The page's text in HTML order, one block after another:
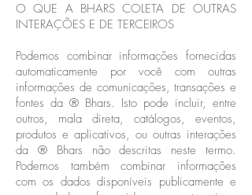
O QUE A BHARS COLETA DE OUTRAS
INTERAÇÕES E DE TERCEIROS
Podemos combinar informações fornecidas
automaticamente por você com outras
informações de comunicações, transações e
fontes da ® Bhars. Isto pode incluir, entre
outros, mala direta, catálogos, eventos,
produtos e aplicativos, ou outras interações
da ® Bhars não descritas neste termo.
Podemos também combinar informações
com os dados disponíveis publicamente e